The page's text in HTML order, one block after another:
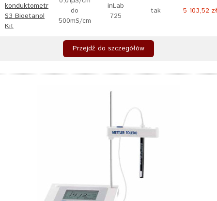
konduktometr
S3 Bioetanol
Kit
do
500mS/cm
inLab
725
tak 5 103,52 zł
Przejdź do szczegółów